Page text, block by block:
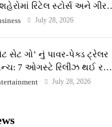
રિટેલ સ્ટોર્સ અને ગીર
વૈદિક વલોણા ઘી-દૂધની શુદ્ધ
July 28, 2026
સેટ ગો’ નું પાવર-પેક્ડ ટ્રેલર
7 ઓગસ્ટે રિલીઝ થઈ રહેલ
હાઇ-ટેક VFX જોવા
July 28, 2026